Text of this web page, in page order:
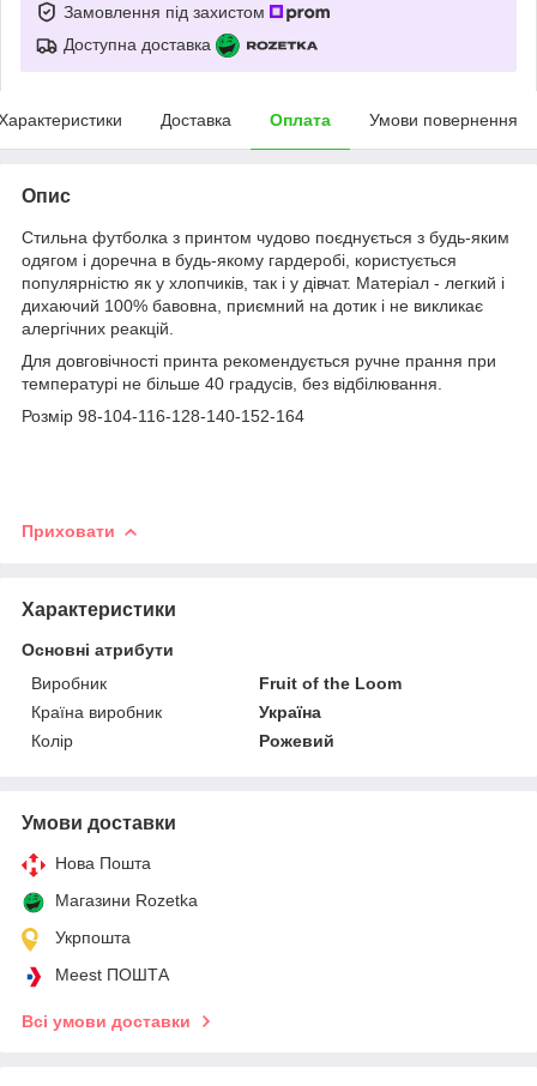
Замовлення під захистом
Доступна доставка
Доставка Оплата Умови повернення
Опис
Стильна футболка з принтом чудово поєднується з будь-яким
одягом і доречна в будь-якому гардеробі, користується
популярністю як у хлопчиків, так і у дівчат. Матеріал - легкий і
дихаючий 100% бавовна, приємний на дотик і не викликає
алергічних реакцій.
Для довговічності принта рекомендується ручне прання при
температурі не більше 40 градусів, без відбілювання.
Розмір 98-104-116-128-140-152-164
Приховати
Характеристики
Основні атрибути
Виробник
Fruit of the Loom
Країна виробник
Україна
Колір
Рожевий
Умови доставки
Нова Пошта
Магазини Rozetka
Укрпошта
Meest ПОШТА
Всі умови доставки